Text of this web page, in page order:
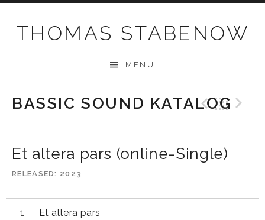
THOMAS STABENOW
MENU
BASSIC SOUND KATALOG
Et altera pars (online-Single)
RELEASED 2023
Et altera pars